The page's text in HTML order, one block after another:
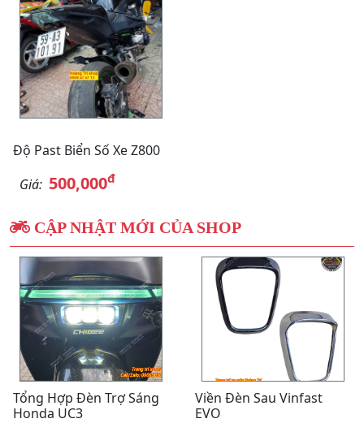
Độ Past Biển Số Xe Z800
Giá: 500,000đ
CẬP NHẬT MỚI CỦA SHOP
Tổng Hợp Đèn Trợ Sáng
Honda UC3
Viền Đèn Sau Vinfast
EVO